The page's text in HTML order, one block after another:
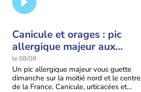
Canicule et orages : pic
allergique majeur aux
urticacées sur la moitié
nord
le 08/08
Un pic allergique majeur vous guette
dimanche sur la moitié nord et le centre
de la France. Canicule, urticacées et